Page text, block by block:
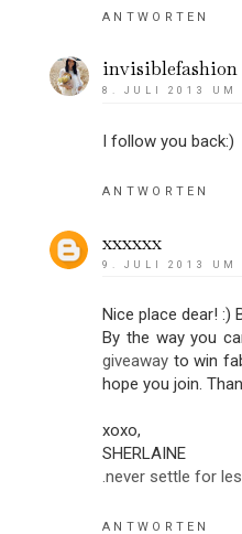
ANTWORTEN
invisiblefashion
8. JULI 2013 UM
I follow you back:)
ANTWORTEN
xxxxxx
9. JULI 2013 UM
Nice place dear! :)
By the way you
giveaway to win
hope you join.
xoxo,
SHERLAINE
.never settle for
ANTWORTEN